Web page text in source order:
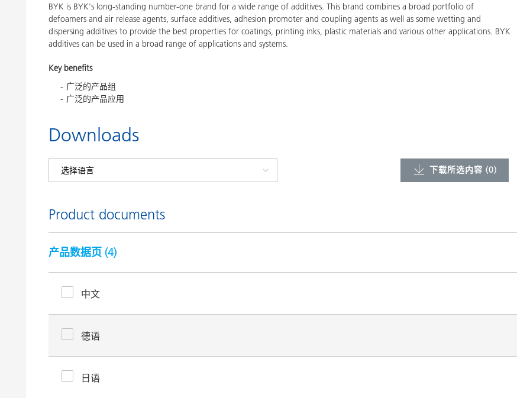
BYK is BYK's long-standing number-one brand for a wide range of additives. This brand combines a broad portfolio of
defoamers and air release agents, surface additives, adhesion promoter and coupling agents as well as some wetting and
dispersing additives to provide the best properties for coatings, printing inks, plastic materials and various other applications. BYK
additives can be used in a broad range of applications and systems.
Key benefits
广泛的产品组
广泛的产品应用
Downloads
下载所选内容 (0)
Product documents
产品数据页 (4)
中文
德语
日语